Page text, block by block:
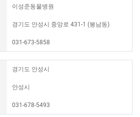
이성준동물병원
경기도 안성시 중앙로 431-1 (봉남동)
031-673-5858
경기도 안성시
안성시
031-678-5493